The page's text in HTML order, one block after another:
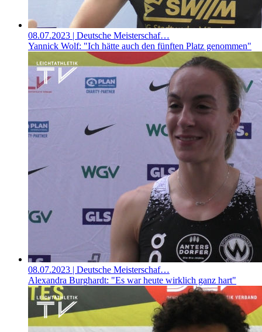
08.07.2023 | Deutsche Meisterschaf…
Yannick Wolf: "Ich hätte auch den fünften Platz genommen"
08.07.2023 | Deutsche Meisterschaf…
Alexandra Burghardt: "Es war heute wirklich ganz hart"